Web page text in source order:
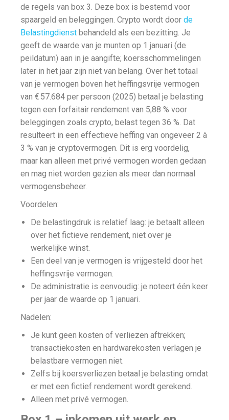
de regels van box 3. Deze box is bestemd voor
spaargeld en beleggingen. Crypto wordt door de
Belastingdienst behandeld als een bezitting. Je
geeft de waarde van je munten op 1 januari (de
peildatum) aan in je aangifte; koersschommelingen
later in het jaar zijn niet van belang. Over het totaal
van je vermogen boven het heffingsvrije vermogen
van € 57.684 per persoon (2025) betaal je belasting
tegen een forfaitair rendement van 5,88 % voor
beleggingen zoals crypto, belast tegen 36 %. Dat
resulteert in een effectieve heffing van ongeveer 2 à
3 % van je cryptovermogen. Dit is erg voordelig,
maar kan alleen met privé vermogen worden gedaan
en mag niet worden gezien als meer dan normaal
vermogensbeheer.
Voordelen:
De belastingdruk is relatief laag: je betaalt alleen
over het fictieve rendement, niet over je
werkelijke winst.
Een deel van je vermogen is vrijgesteld door het
heffingsvrije vermogen.
De administratie is eenvoudig: je noteert één keer
per jaar de waarde op 1 januari.
Nadelen:
Je kunt geen kosten of verliezen aftrekken;
transactiekosten en hardwarekosten verlagen je
belastbare vermogen niet.
Zelfs bij koersverliezen betaal je belasting omdat
er met een fictief rendement wordt gerekend.
Alleen met privé vermogen.